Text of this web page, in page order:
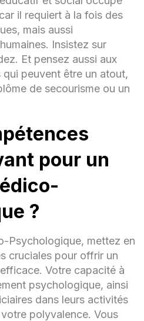
il requiert à la fois des
mais aussi
Insistez sur
Et pensez aussi aux
peuvent être un atout,
de secourisme ou un
pour un
?
Psychologique, mettez en
cruciales pour offrir un
Votre capacité à
psychologique, ainsi
dans leurs activités
polyvalence. Vous